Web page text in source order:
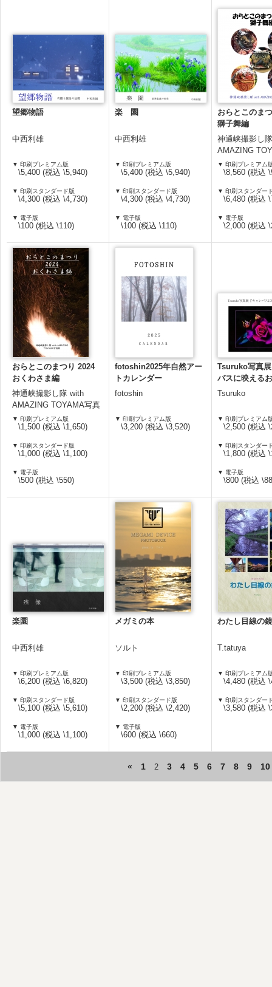
望郷物語
中西利雄
▼ 印刷プレミアム版
\5,400 (税込 \5,940)
▼ 印刷スタンダード版
\4,300 (税込 \4,730)
▼ 電子版
\100 (税込 \110)
楽 園
中西利雄
▼ 印刷プレミアム版
\5,400 (税込 \5,940)
▼ 印刷スタンダード版
\4,300 (税込 \4,730)
▼ 電子版
\100 (税込 \110)
おらとこのま
獅子舞編
神通峡撮影し
AMAZING
部
▼ 印刷プレミアム
\8,560 (税込
▼ 印刷スタンダー
\6,480 (税込
▼ 電子版
\2,000 (税込
おらとこのまつり 2024
おくわさま編
神通峡撮影し隊 with
AMAZING TOYAMA写真
部
▼ 印刷プレミアム版
\1,500 (税込 \1,650)
▼ 印刷スタンダード版
\1,000 (税込 \1,100)
▼ 電子版
\500 (税込 \550)
fotoshin2025年自然アー
トカレンダー
fotoshin
▼ 印刷プレミアム版
\3,200 (税込 \3,520)
Tsuruko写真
バスに映える
Tsuruko
▼ 印刷プレミアム
\2,500 (税込
▼ 印刷スタンダー
\1,800 (税込
▼ 電子版
\800 (税込
楽園
中西利雄
▼ 印刷プレミアム版
\6,200 (税込 \6,820)
▼ 印刷スタンダード版
\5,100 (税込 \5,610)
▼ 電子版
\1,000 (税込 \1,100)
メガミの本
ソルト
▼ 印刷プレミアム版
\3,500 (税込 \3,850)
▼ 印刷スタンダード版
\2,200 (税込 \2,420)
▼ 電子版
\600 (税込 \660)
わたし目線の
T.tatuya
▼ 印刷プレミアム
\4,480 (税込
▼ 印刷スタンダー
\3,580 (税込
« 1 2 3 4 5 6 7 8 9 10